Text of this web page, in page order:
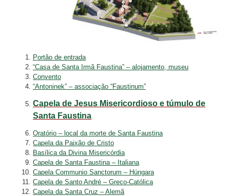
Portão de entrada
“Casa de Santa Irmã Faustina” – alojamento, museu
Convento
“Antoninek” – associação “Faustinum”
Capela de Jesus Misericordioso e túmulo de
Santa Faustina
Oratório – local da morte de Santa Faustina
Capela da Paixão de Cristo
Basílica da Divina Misericórdia
Capela de Santa Faustina – Italiana
Capela Communio Sanctorum – Húngara
Capela de Santo André – Greco-Católica
Capela da Santa Cruz – Alemã